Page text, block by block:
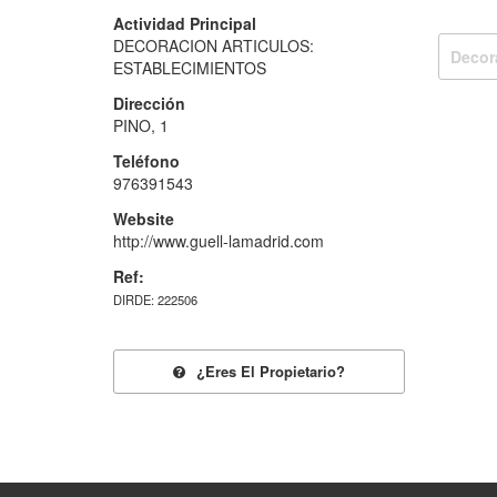
Actividad Principal
DECORACION ARTICULOS:
ESTABLECIMIENTOS
Dirección
PINO, 1
Teléfono
976391543
Website
http://www.guell-lamadrid.com
Ref:
DIRDE: 222506
¿eres El Propietario?